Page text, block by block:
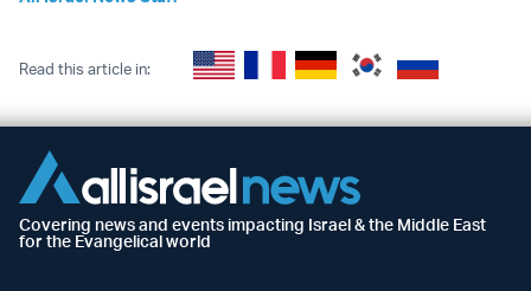
Read this article in:
Covering news and events impacting Israel & the Middle East
for the Evangelical world